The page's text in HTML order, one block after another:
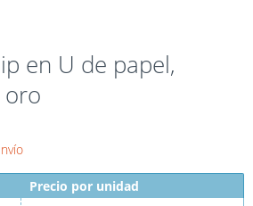
en U de papel,
Precio por unidad